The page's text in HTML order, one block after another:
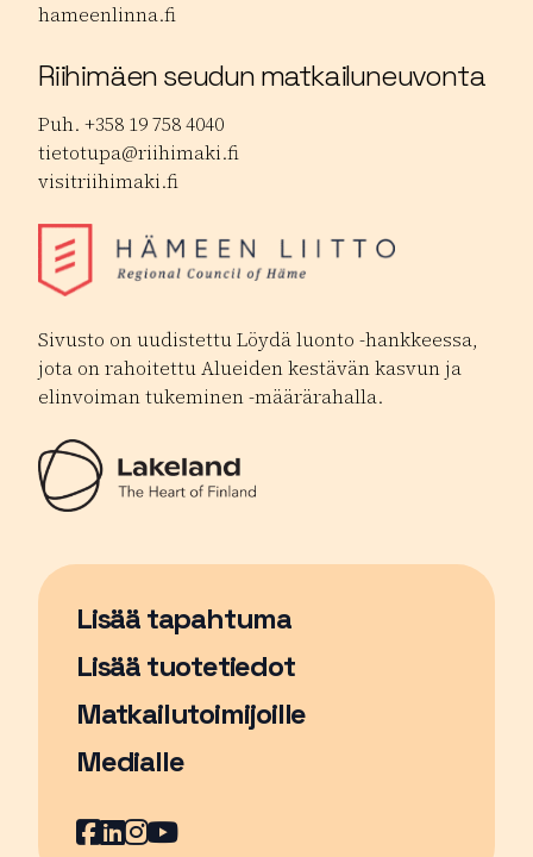
hameenlinna.fi
Riihimäen seudun matkailuneuvonta
Puh. +358 19 758 4040
tietotupa@riihimaki.fi
visitriihimaki.fi
Sivusto on uudistettu Löydä luonto -hankkeessa,
jota on rahoitettu Alueiden kestävän kasvun ja
elinvoiman tukeminen -määrärahalla.
Lisää tapahtuma
Sivu avautuu uudessa ikkunassa
Lisää tuotetiedot
Matkailutoimijoille
Medialle
Facebook
Sivu avautuu uudessa ikkunassa
LinkedIn
Sivu avautuu uudessa ikkunassa
Instagram
Sivu avautuu uudessa
YouTube
Sivu avautuu uudessa